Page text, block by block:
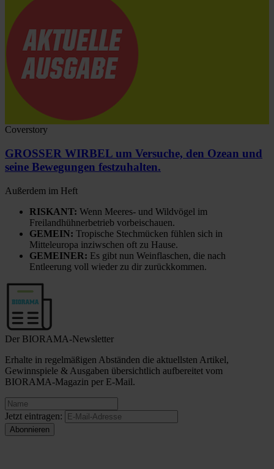
Coverstory
GROSSER WIRBEL um Versuche, den Ozean und
seine Bewegungen festzuhalten.
Außerdem im Heft
RISKANT: Wenn Meeres- und Wildvögel im
Freilandhühnerbetrieb vorbeischauen.
GEMEIN: Tropische Stechmücken fühlen sich in
Mitteleuropa inziwschen oft zu Hause.
GEMEINER: Es gibt nun Weinflaschen, die nach
Entleerung voll wieder zu dir zurückkommen.
Der BIORAMA-Newsletter
Erhalte in regelmäßigen Abständen die aktuellsten Artikel,
Gewinnspiele & Ausgaben übersichtlich aufbereitet vom
BIORAMA-Magazin per E-Mail.
Jetzt eintragen: